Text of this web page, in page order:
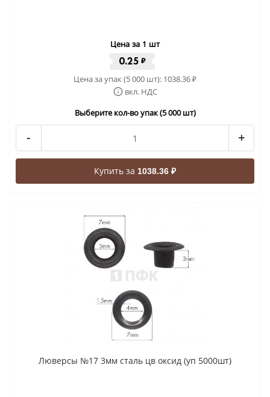
Цена за 1 шт
0.25 ₽
Цена за упак (5 000 шт): 1038.36₽
вкл. НДС
Выберите кол-во упак (5 000 шт)
- +
Купить за 1038.36 ₽
Люверсы №17 3мм сталь цв оксид (уп 5000шт)